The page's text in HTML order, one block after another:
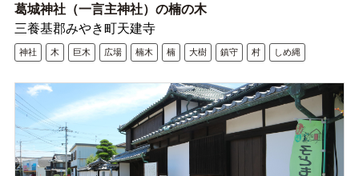
葛城神社（一言主神社）の楠の木
三養基郡みやき町天建寺
神社 木 巨木 広場 楠木 楠 大樹 鎮守 村 しめ縄